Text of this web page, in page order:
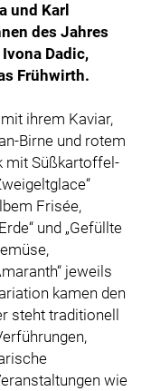
und Karl
des Jahres
Dadic,
Frühwirth.
ihrem Kaviar,
Birne und rotem
mit Süßkartoffel-
Frisée,
und „Gefüllte
jeweils
kamen den
steht traditionell
wie